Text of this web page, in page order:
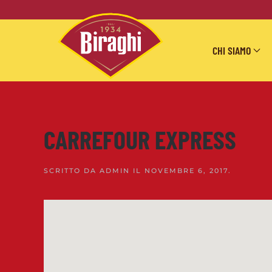
Skip to main content
CHI SIAMO
CARREFOUR EXPRESS
SCRITTO DA ADMIN IL NOVEMBRE 6, 2017.